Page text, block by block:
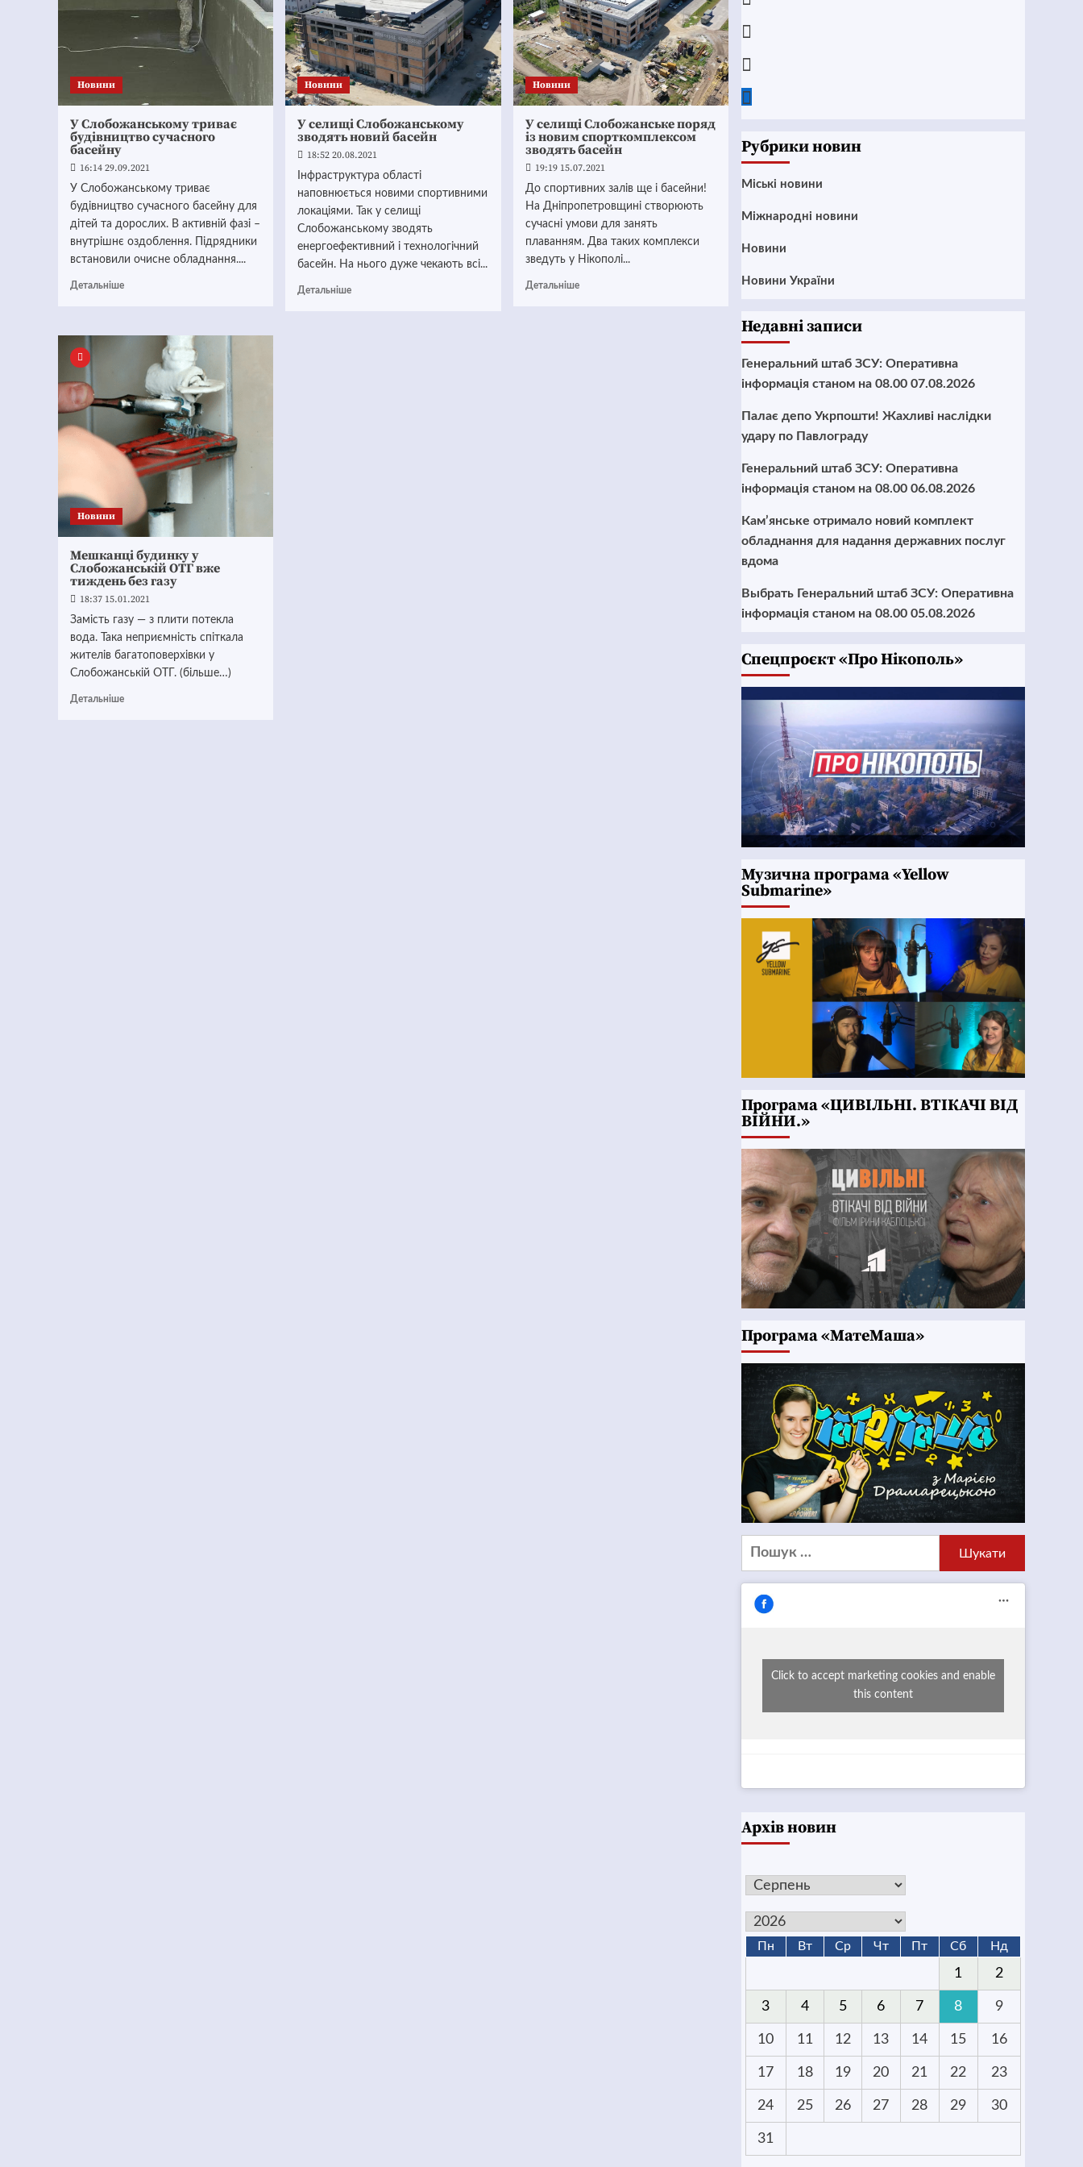
Новини
У Слобожанському триває
будівництво сучасного
басейну
16:14 29.09.2021
У Слобожанському триває
будівництво сучасного басейну для
дітей та дорослих. В активній фазі –
внутрішнє оздоблення. Підрядники
встановили очисне обладнання....
Детальніше
Новини
У селищі Слобожанському
зводять новий басейн
18:52 20.08.2021
Інфраструктура області
наповнюється новими спортивними
локаціями. Так у селищі
Слобожанському зводять
енергоефективний і технологічний
басейн. На нього дуже чекають всі...
Детальніше
Новини
У селищі Слобожанське поряд
із новим спорткомплексом
зводять басейн
19:19 15.07.2021
До спортивних залів ще і басейни!
На Дніпропетровщині створюють
сучасні умови для занять
плаванням. Два таких комплекси
зведуть у Нікополі...
Детальніше
Новини
Мешканці будинку у
Слобожанській ОТГ вже
тиждень без газу
18:37 15.01.2021
Замість газу — з плити потекла
вода. Така неприємність спіткала
жителів багатоповерхівки у
Слобожанській ОТГ. (більше…)
Детальніше
Рубрики новин
Mіські новини
Міжнародні новини
Новини
Новини України
Недавні записи
Генеральний штаб ЗСУ: Оперативна
інформація станом на 08.00 07.08.2026
Палає депо Укрпошти! Жахливі наслідки
удару по Павлограду
Генеральний штаб ЗСУ: Оперативна
інформація станом на 08.00 06.08.2026
Кам’янське отримало новий комплект
обладнання для надання державних послуг
вдома
Выбрать Генеральний штаб ЗСУ: Оперативна
інформація станом на 08.00 05.08.2026
Cпецпроєкт «Про Нікополь»
Музична програма «Yellow
Submarine»
Програма «ЦИВІЛЬНІ. ВТІКАЧІ ВІД
ВІЙНИ.»
Програма «МатеМаша»
Пошук:
Click to accept marketing cookies and enable
this content
Архів новин
Пн Вт Ср Чт Пт Сб Нд
1 2
3 4 5 6 7 8 9
10 11 12 13 14 15 16
17 18 19 20 21 22 23
24 25 26 27 28 29 30
31